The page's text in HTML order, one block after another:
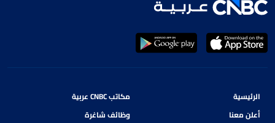
الرئيسية
أعلن معنا
مكاتب CNBC عربية
وظائف شاغرة